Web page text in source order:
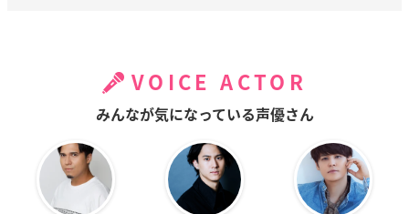
VOICE ACTOR
みんなが気になっている声優さん